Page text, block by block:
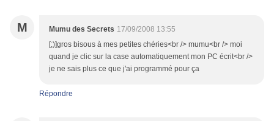
M Mumu des Secrets 17/09/2008 13:55
[;)]gros bisous à mes petites chéries<br /> mumu<br /> moi
quand je clic sur la case automatiquement mon PC écrit<br />
je ne sais plus ce que j'ai programmé pour ça
Répondre